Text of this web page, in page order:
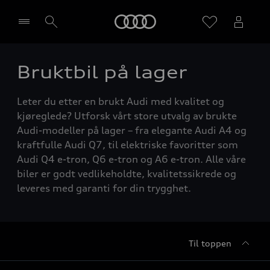
Velg forhandler
Bruktbil på lager
Leter du etter en brukt Audi med kvalitet og
kjøreglede? Utforsk vårt store utvalg av brukte
Audi-modeller på lager – fra elegante Audi A4 og
kraftfulle Audi Q7, til elektriske favoritter som
Audi Q4 e-tron, Q6 e-tron og A6 e-tron. Alle våre
biler er godt vedlikeholdte, kvalitetssikrede og
leveres med garanti for din trygghet.
Til toppen